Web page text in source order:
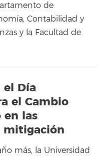
de
Contabilidad y
y la Facultad de
el Día
el Cambio
las
mitigación
más, la Universidad